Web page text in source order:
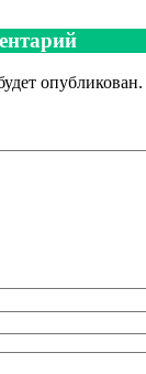
опубликован.